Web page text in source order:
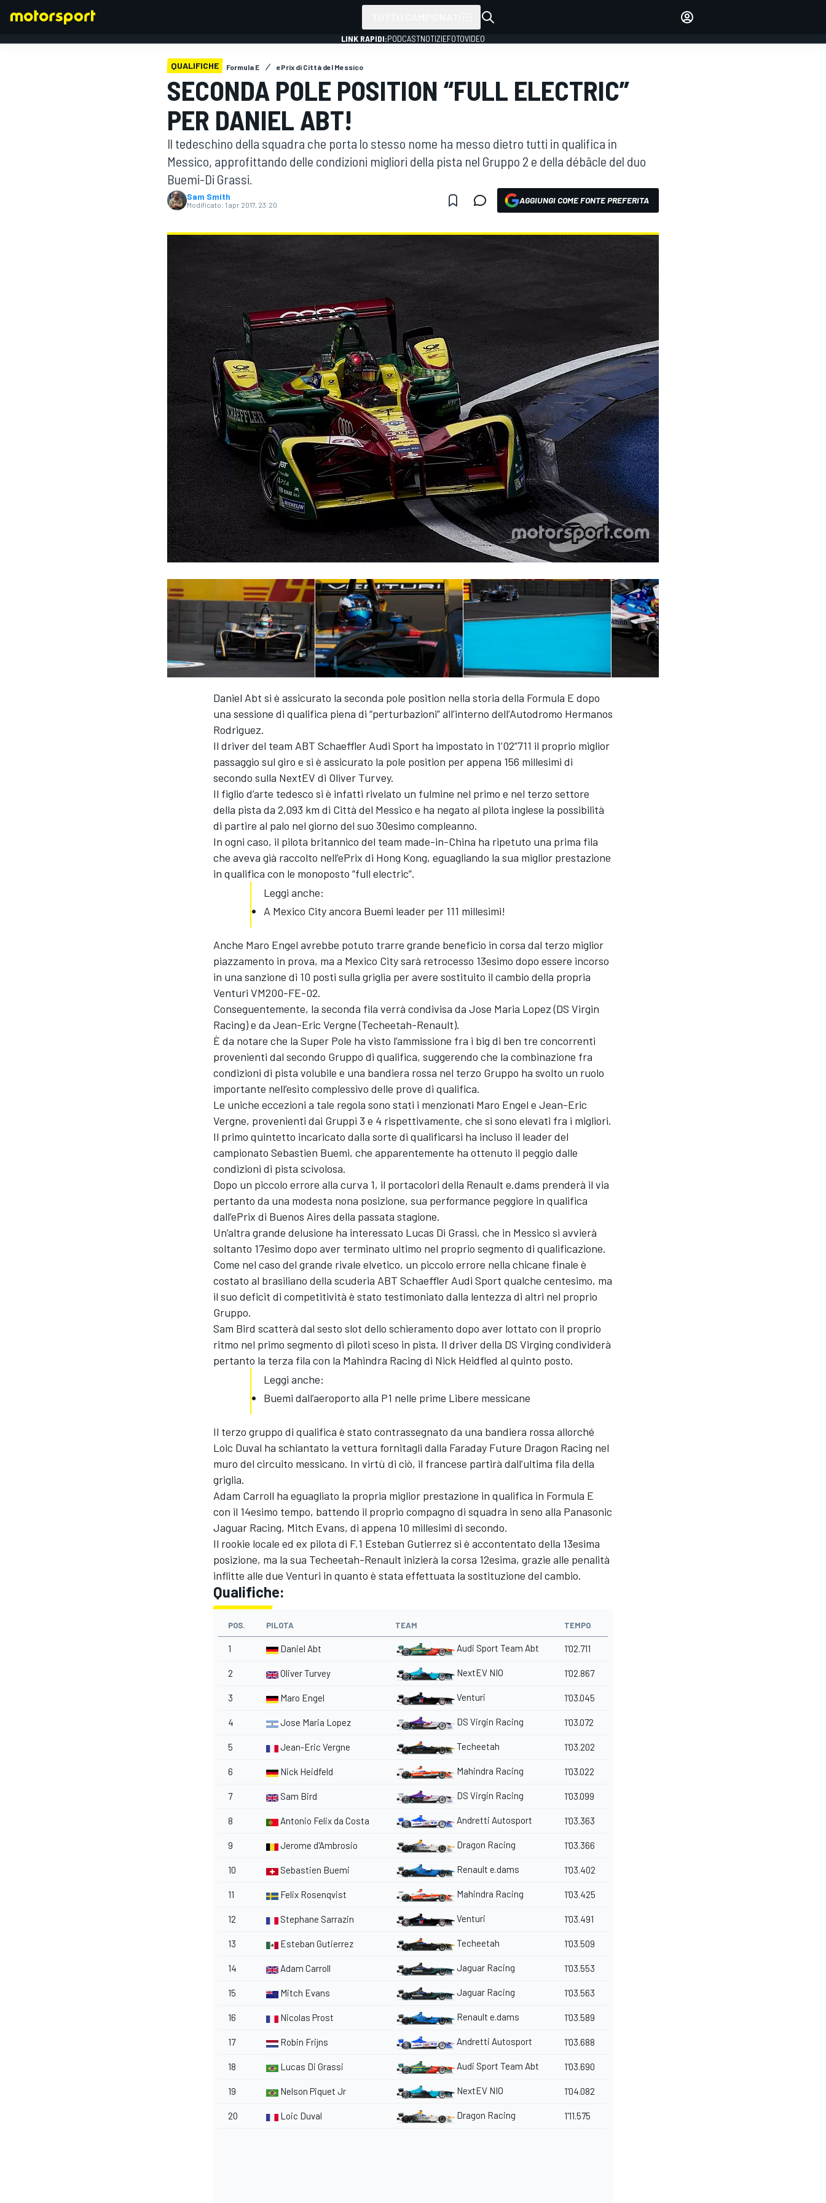
ACCEDI
LINK RAPIDI:PODCASTNOTIZIEFOTOVIDEO
QUALIFICHE Formula E ePrix di Città del Messico
SECONDA POLE POSITION “FULL ELECTRIC”
PER DANIEL ABT!
Il tedeschino della squadra che porta lo stesso nome ha messo dietro tutti in qualifica in
Messico, approfittando delle condizioni migliori della pista nel Gruppo 2 e della débâcle del duo
Buemi-Di Grassi.
Sam Smith
Modificato: 1 apr 2017, 23:20 AGGIUNGI COME FONTE PREFERITA
Daniel Abt si è assicurato la seconda pole position nella storia della Formula E dopo
una sessione di qualifica piena di “perturbazioni” all’interno dell’Autodromo Hermanos
Rodriguez.
Il driver del team ABT Schaeffler Audi Sport ha impostato in 1’02”711 il proprio miglior
passaggio sul giro e si è assicurato la pole position per appena 156 millesimi di
secondo sulla NextEV di Oliver Turvey.
Il figlio d’arte tedesco si è infatti rivelato un fulmine nel primo e nel terzo settore
della pista da 2,093 km di Città del Messico e ha negato al pilota inglese la possibilità
di partire al palo nel giorno del suo 30esimo compleanno.
In ogni caso, il pilota britannico del team made-in-China ha ripetuto una prima fila
che aveva già raccolto nell’ePrix di Hong Kong, eguagliando la sua miglior prestazione
in qualifica con le monoposto “full electric”.
Leggi anche:
A Mexico City ancora Buemi leader per 111 millesimi!
Anche Maro Engel avrebbe potuto trarre grande beneficio in corsa dal terzo miglior
piazzamento in prova, ma a Mexico City sarà retrocesso 13esimo dopo essere incorso
in una sanzione di 10 posti sulla griglia per avere sostituito il cambio della propria
Venturi VM200-FE-02.
Conseguentemente, la seconda fila verrà condivisa da Jose Maria Lopez (DS Virgin
Racing) e da Jean-Eric Vergne (Techeetah-Renault).
È da notare che la Super Pole ha visto l’ammissione fra i big di ben tre concorrenti
provenienti dal secondo Gruppo di qualifica, suggerendo che la combinazione fra
condizioni di pista volubile e una bandiera rossa nel terzo Gruppo ha svolto un ruolo
importante nell’esito complessivo delle prove di qualifica.
Le uniche eccezioni a tale regola sono stati i menzionati Maro Engel e Jean-Eric
Vergne, provenienti dai Gruppi 3 e 4 rispettivamente, che si sono elevati fra i migliori.
Il primo quintetto incaricato dalla sorte di qualificarsi ha incluso il leader del
campionato Sebastien Buemi, che apparentemente ha ottenuto il peggio dalle
condizioni di pista scivolosa.
Dopo un piccolo errore alla curva 1, il portacolori della Renault e.dams prenderà il via
pertanto da una modesta nona posizione, sua performance peggiore in qualifica
dall’ePrix di Buenos Aires della passata stagione.
Un’altra grande delusione ha interessato Lucas Di Grassi, che in Messico si avvierà
soltanto 17esimo dopo aver terminato ultimo nel proprio segmento di qualificazione.
Come nel caso del grande rivale elvetico, un piccolo errore nella chicane finale è
costato al brasiliano della scuderia ABT Schaeffler Audi Sport qualche centesimo, ma
il suo deficit di competitività è stato testimoniato dalla lentezza di altri nel proprio
Gruppo.
Sam Bird scatterà dal sesto slot dello schieramento dopo aver lottato con il proprio
ritmo nel primo segmento di piloti sceso in pista. Il driver della DS Virging condividerà
pertanto la terza fila con la Mahindra Racing di Nick Heidfled al quinto posto.
Leggi anche:
Buemi dall’aeroporto alla P1 nelle prime Libere messicane
Il terzo gruppo di qualifica è stato contrassegnato da una bandiera rossa allorché
Loic Duval ha schiantato la vettura fornitagli dalla Faraday Future Dragon Racing nel
muro del circuito messicano. In virtù di ciò, il francese partirà dall’ultima fila della
griglia.
Adam Carroll ha eguagliato la propria miglior prestazione in qualifica in Formula E
con il 14esimo tempo, battendo il proprio compagno di squadra in seno alla Panasonic
Jaguar Racing, Mitch Evans, di appena 10 millesimi di secondo.
Il rookie locale ed ex pilota di F.1 Esteban Gutierrez si è accontentato della 13esima
posizione, ma la sua Techeetah-Renault inizierà la corsa 12esima, grazie alle penalità
inflitte alle due Venturi in quanto è stata effettuata la sostituzione del cambio.
Qualifiche:
POS. PILOTA TEAM TEMPO
1 Daniel Abt Audi Sport Team Abt 1'02.711
2 Oliver Turvey NextEV NIO 1'02.867
3 Maro Engel Venturi 1'03.045
4 Jose Maria Lopez DS Virgin Racing 1'03.072
5 Jean-Eric Vergne Techeetah 1'03.202
6 Nick Heidfeld Mahindra Racing 1'03.022
7 Sam Bird DS Virgin Racing 1'03.099
8 Antonio Felix da Costa Andretti Autosport 1'03.363
9 Jerome d'Ambrosio Dragon Racing 1'03.366
10 Sebastien Buemi Renault e.dams 1'03.402
11 Felix Rosenqvist Mahindra Racing 1'03.425
12 Stephane Sarrazin Venturi 1'03.491
13 Esteban Gutierrez Techeetah 1'03.509
14 Adam Carroll Jaguar Racing 1'03.553
15 Mitch Evans Jaguar Racing 1'03.563
16 Nicolas Prost Renault e.dams 1'03.589
17 Robin Frijns Andretti Autosport 1'03.688
18 Lucas Di Grassi Audi Sport Team Abt 1'03.690
19 Nelson Piquet Jr NextEV NIO 1'04.082
20 Loic Duval Dragon Racing 1'11.575